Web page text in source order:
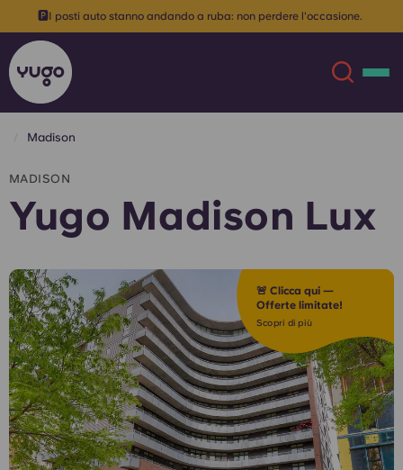
Chi siamo
Sedi
Altro
Account Lingua
English (GB)
Seleziona un paese
Prenota ora
English (US)
Chinese Español
Català Deutsch
Italian French
Portuguese
Madison
MADISON
Yugo Madison Lux
🚨 Clicca qui —
Offerte limitate!
Scopri di più
🅿️I posti auto stanno andando a ruba: non perdere l'occasione.